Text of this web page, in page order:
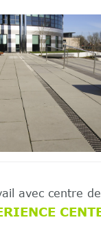
avec centre